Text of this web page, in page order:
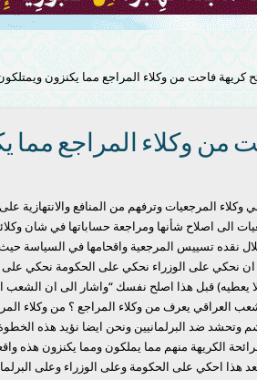
كريهة فاحت من وكلاء المراجع مما يكنزون
من وكلاء المراجع مما
المرجعيات وترفهم من المنافع والانتهازية
الى اصلاح شأنها ومراجعة حساباتها في شان
نقده تسييس المرجعية واقحامها في السياسة
ان نحكي على الوزراء نحكي على الحكومة نحكي
يعطيه) قبل هذا اصلح نفسك “واشار الى ان الشعب
العراقي يعرف من وكلاء المراجع ؟ من وكلاء
وتحشد ضد البرلمانيين ونحن ايضا نؤيد هذه
الكريهة منهم مما يملكون ومما يكنزون هذه
احكي على الحكومة وعلى الوزراء وعلى